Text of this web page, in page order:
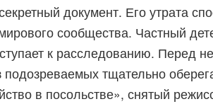
документ. Его утрата
сообщества. Частный
к расследованию. Перед
тщательно
в посольстве», снятый